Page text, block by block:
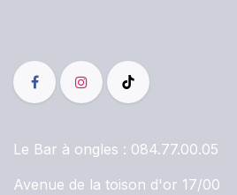
Le Bar à ongles : 084.77.00.05
Avenue de la toison d'or 17/00